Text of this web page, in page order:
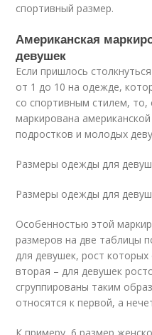
спортивный размер.
Американская
девушек
Если пришлось
от 1 до 10 на одежде,
со спортивным стилем, то,
маркирована
подростков и молодых
Размеры одежды для
Размеры одежды для
Особенностью этой
размеров на две таблицы
для девушек, рост
вторая – для девушек
сгруппированы таким
относятся к первой, а